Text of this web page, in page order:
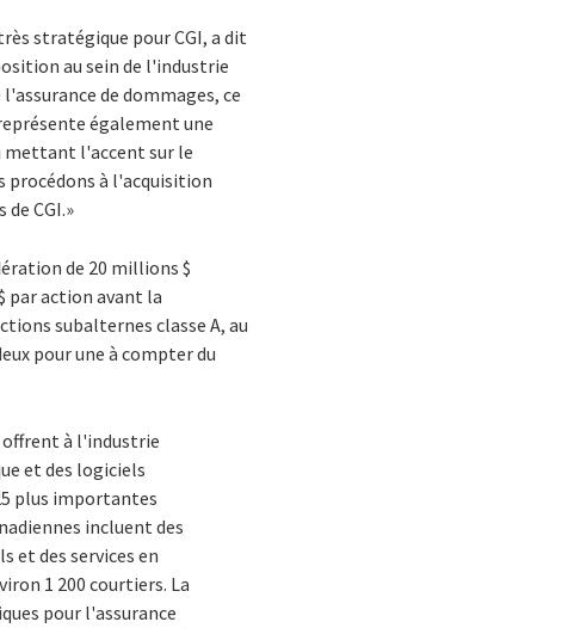
stratégique pour CGI, a dit
au sein de l'industrie
de dommages, ce
également une
mettant l'accent sur le
procédons à l'acquisition
CGI.»
de 20 millions $
par action avant la
subalternes classe A, au
pour une à compter du
offrent à l'industrie
et des logiciels
plus importantes
incluent des
et des services en
1 200 courtiers. La
pour l'assurance